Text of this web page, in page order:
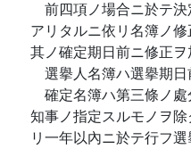
前四項ノ場合ニ於テ
アリタルニ依リ名簿ノ
其ノ確定期日前ニ修正
選擧人名簿ハ選擧期
確定名簿ハ第三條ノ
知事ノ指定スルモノヲ
リ一年以內ニ於テ行フ